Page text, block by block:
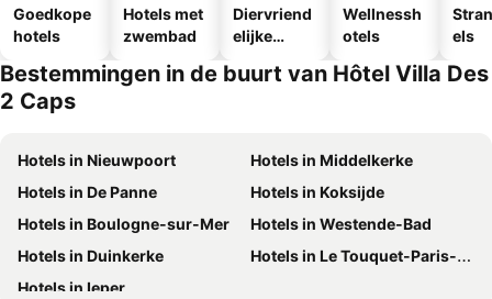
Goedkope
hotels
Hotels met
zwembad
Diervriend
elijke
Wellnessh
otels
els
Bestemmingen in de buurt van Hôtel Villa Des
2 Caps
Hotels in Nieuwpoort
Hotels in Middelkerke
Hotels in De Panne
Hotels in Koksijde
Hotels in Boulogne-sur-Mer
Hotels in Westende-Bad
Hotels in Duinkerke
Hotels in Le Touquet-Paris-Plage
Hotels in Ieper